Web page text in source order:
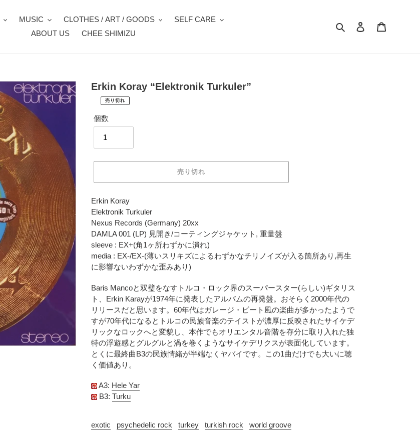
MUSIC CLOTHES / ART / GOODS
SELF CARE
ABOUT US
CHEE SHIMIZU
検索 ログイン
Erkin Koray “Elektronik Turkuler”
常
格
¥2,970
売り切れ
税
込
手
続
き
計
算
さ
ま
す
コ
ン
デ
ィ
シ
ョ
表
記
い
個数
売り切れ
カ
ー
ト
に
商
品
を
加
す
る
Erkin Koray
Elektronik Turkuler
Nexus Records (Germany) 20xx
DAMLA 001 (LP) 見開き/コーティングジャケット, 重量盤
sleeve : EX+(角1ヶ所わずかに潰れ)
media : EX-/EX-(薄いスリキズによるわずかなチリノイズが入る箇所あり,再生
に影響ないわずかな歪みあり)
Baris Mancoと双璧をなすトルコ・ロック界のスーパースター(らしい)ギタリス
ト、Erkin Karayが1974年に発表したアルバムの再発盤。おそらく2000年代の
リリースだと思います。60年代はガレージ・ビート風の楽曲が多かったようで
すが70年代になるとトルコの民族音楽のテイストが濃厚に反映されたサイケデ
リックなロックへと変貌し、本作でもオリエンタル音階を存分に取り入れた独
特の浮遊感とグルグルと渦を巻くようなサイケデリクスが表面化しています。
とくに最終曲B3の民族情緒が半端なくヤバイです。この1曲だけでも大いに聴
く価値あり。
A3: Hele Yar
B3: Turku
exotic psychedelic rock turkey turkish rock world groove